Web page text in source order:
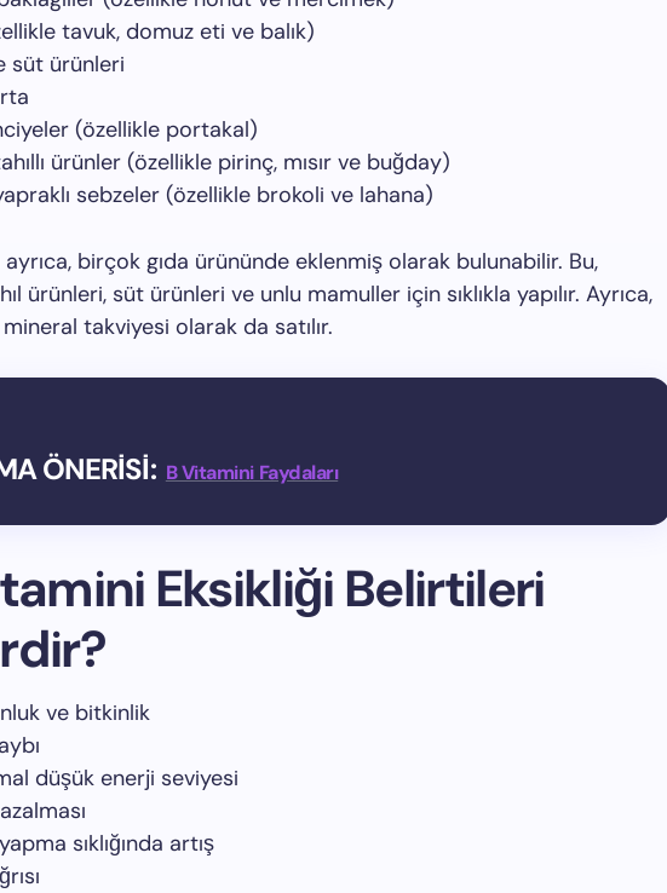
tavuk, domuz eti ve balık)
süt ürünleri
(özellikle portakal)
ürünler (özellikle pirinç, mısır ve buğday)
sebzeler (özellikle brokoli ve lahana)
ayrıca, birçok gıda ürününde eklenmiş olarak bulunabilir. Bu,
ürünleri, süt ürünleri ve unlu mamuller için sıklıkla yapılır. Ayrıca,
takviyesi olarak da satılır.
ÖNERİSİ: B Vitamini Faydaları
Eksikliği Belirtileri
ve bitkinlik
düşük enerji seviyesi
sıklığında artış